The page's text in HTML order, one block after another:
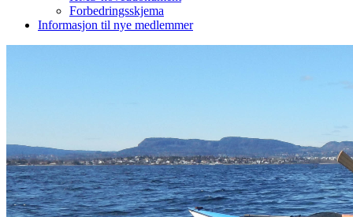
Forbedringsskjema
Informasjon til nye medlemmer